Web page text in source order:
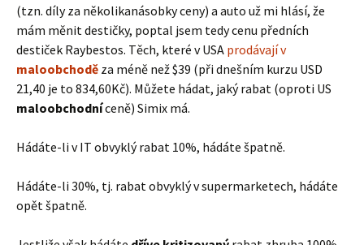
(tzn. díly za několikanásobky ceny) a auto už mi hlásí, že
mám měnit destičky, poptal jsem tedy cenu předních
destiček Raybestos. Těch, které v USA prodávají v
maloobchodě za méně než $39 (při dnešním kurzu USD
21,40 je to 834,60Kč). Můžete hádat, jaký rabat (oproti US
maloobchodníceně) Simix má.
Hádáte-li v IT obvyklý rabat 10%, hádáte špatně.
Hádáte-li 30%, tj. rabat obvyklý v supermarketech, hádáte
opět špatně.